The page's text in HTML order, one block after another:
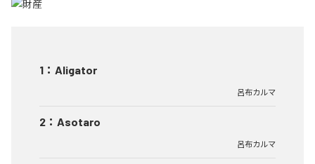
1 ： Aligator
呂布カルマ
2 ： Asotaro
呂布カルマ